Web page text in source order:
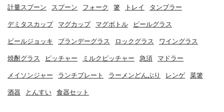
計量スプーン スプーン フォーク 箸 トレイ タンブラー
デミタスカップ マグカップ マグボトル ビールグラス
ビールジョッキ ブランデーグラス ロックグラス ワイングラス
焼酎グラス ピッチャー ミルクピッチャー 急須 マドラー
メイソンジャー ランチプレート ラーメンどんぶり レンゲ 菜箸
酒器 とんすい 食器セット